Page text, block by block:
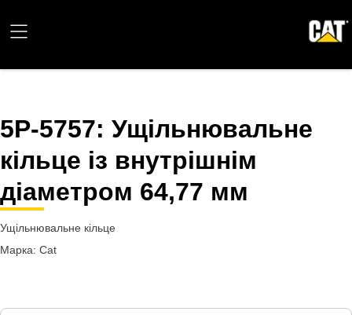
5P-5757: Ущільнювальне
кільце із внутрішнім
діаметром 64,77 мм
Ущільнювальне кільце
Марка: Cat